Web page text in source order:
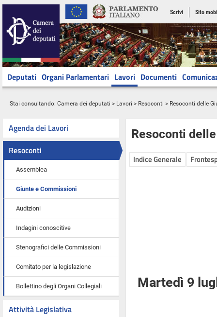
Scrivi Sito
Deputati Organi Parlamentari Lavori Documenti
Stai consultando: Camera dei deputati > Lavori > Resoconti > Resoconti delle
Agenda dei Lavori
Resoconti
Assemblea
Giunte e Commissioni
Audizioni
Indagini conoscitive
Stenografici delle Commissioni
Comitato per la legislazione
Bollettino degli Organi Collegiali
Attività Legislativa
Resoconti
Indice Generale
Martedì 9